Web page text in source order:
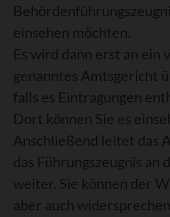
einsehen möchten.
Es wird dann erst an ein
genanntes Amtsgericht
falls es Eintragungen
Dort können Sie es
Anschließend leitet das
das Führungszeugnis an
weiter. Sie können der
aber auch